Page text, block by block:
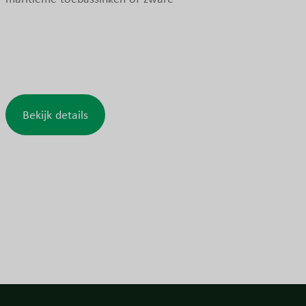
onder zware omstandigheden.
Bekijk details